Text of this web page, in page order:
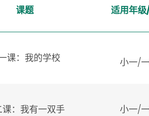
课题 适用年级
课：我的学校 小一/
：我有一双手 小一/